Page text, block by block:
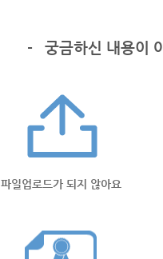
- 궁금하신 내용이
파일업로드가 되지 않아요